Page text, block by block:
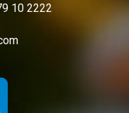
10 2222